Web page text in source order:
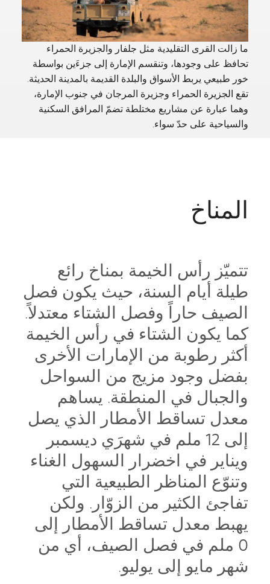
ما زالت القرى التقليدية مثل جلفار والجزيرة الحمراء
تحافظ على وجودها، وتنقسم الإمارة إلى جزءَين بواسطة
خور طبيعي يربط الأسواق والبلدة القديمة بالمدينة الحديثة.
تقع الجزيرة الحمراء وجزيرة المرجان في جنوب الإمارة،
وهما عبارة عن مشاريع مختلطة تضمّ المرافق السكنية
والسياحية على حدّ سواء.
المناخ
تتميّز رأس الخيمة بمناخ رائع
طيلة أيام السنة، حيث يكون فصل
الصيف حاراً وفصل الشتاء معتدلاً.
كما يكون الشتاء في رأس الخيمة
أكثر رطوبة من الإمارات الأخرى
بفضل وجود مزيج من السواحل
والجبال في المنطقة. يساهم
معدل تساقط الأمطار الذي يصل
إلى 12 ملم في شهرَي ديسمبر
ويناير في اخضرار السهول الغناء
وتنوّع المناظر الطبيعية التي
تفاجئ الكثير من الزوّار. ولكن
يهبط معدل تساقط الأمطار إلى
0 ملم في فصل الصيف، أي من
شهر مايو إلى يوليو.